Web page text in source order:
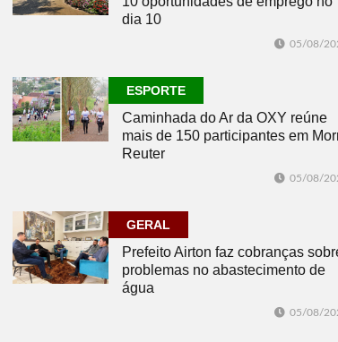
dia 10
05/08/
ESPORTE
Caminhada do Ar da OXY reúne
mais de 150 participantes em
Reuter
05/08/
GERAL
Prefeito Airton faz cobranças
problemas no abastecimento de
água
05/08/